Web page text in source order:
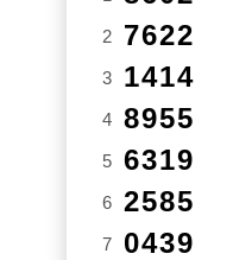
2 7622
3 1414
4 8955
5 6319
6 2585
7 0439